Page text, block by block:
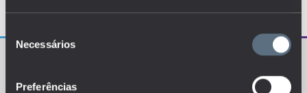
Necessários
Preferências